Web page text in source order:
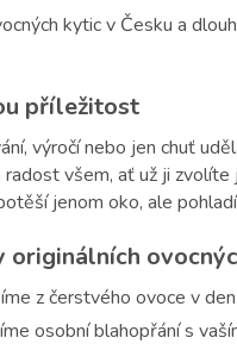
kytic v Česku a
příležitost
výročí nebo jen chuť
všem, ať už ji zvolíte
jenom oko, ale
z čerstvého ovoce v
osobní blahopřání s